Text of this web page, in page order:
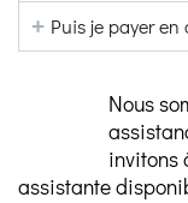
Puis je payer en
Nous
invitons
assistante